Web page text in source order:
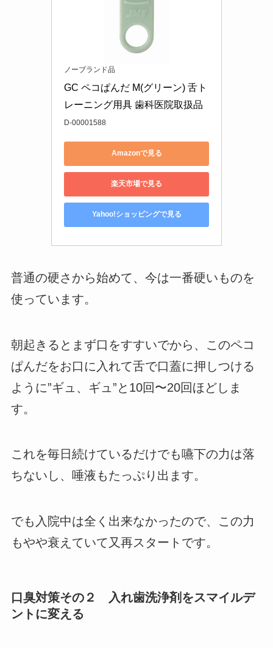
ノーブランド品
GC ペコぱんだ M(グリーン) 舌ト
レーニング用具 歯科医院取扱品
D-00001588
Amazonで見る
楽天市場で見る
Yahoo!ショッピングで見る
普通の硬さから始めて、今は一番硬いものを
使っています。
朝起きるとまず口をすすいでから、このペコ
ぱんだをお口に入れて舌で口蓋に押しつける
ように”ギュ、ギュ”と10回〜20回ほどしま
す。
これを毎日続けているだけでも嚥下の力は落
ちないし、唾液もたっぷり出ます。
でも入院中は全く出来なかったので、この力
もやや衰えていて又再スタートです。
口臭対策その２ 入れ歯洗浄剤をスマイルデ
ントに変える